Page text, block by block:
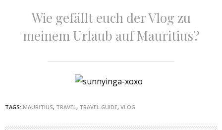
Wie gefällt euch der Vlog zu
meinem Urlaub auf Mauritius?
TAGS: MAURITIUS, TRAVEL, TRAVEL GUIDE, VLOG